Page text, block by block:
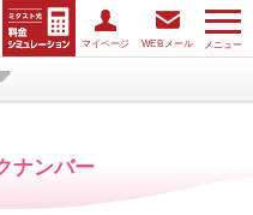
メニュー
マイページ WEBメール
ナンバー